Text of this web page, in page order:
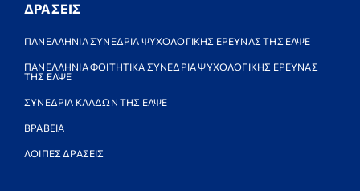
ΔΡΑΣΕΙΣ
ΠΑΝΕΛΛΗΝΙΑ ΣΥΝΕΔΡΙΑ ΨΥΧΟΛΟΓΙΚΗΣ ΕΡΕΥΝΑΣ ΤΗΣ ΕΛΨΕ
ΠΑΝΕΛΛΗΝΙΑ ΦΟΙΤΗΤΙΚΑ ΣΥΝΕΔΡΙΑ ΨΥΧΟΛΟΓΙΚΗΣ ΕΡΕΥΝΑΣ
ΤΗΣ ΕΛΨΕ
ΣΥΝΕΔΡΙΑ ΚΛΑΔΩΝ ΤΗΣ ΕΛΨΕ
ΒΡΑΒΕΙΑ
ΛΟΙΠΕΣ ΔΡΑΣΕΙΣ